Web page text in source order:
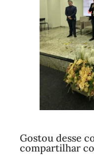
Gostou desse
compartilhar